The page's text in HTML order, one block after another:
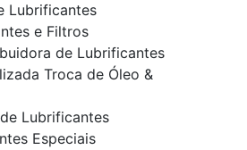
Lubrificantes
e Filtros
de Lubrificantes
Troca de Óleo &
Lubrificantes
Especiais